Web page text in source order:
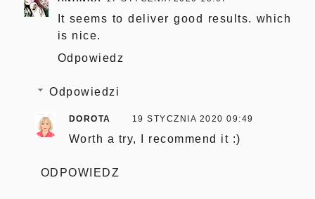
It seems to deliver good results. which
is nice.
Odpowiedz
Odpowiedzi
DOROTA 19 STYCZNIA 2020 09:49
Worth a try, I recommend it :)
ODPOWIEDZ